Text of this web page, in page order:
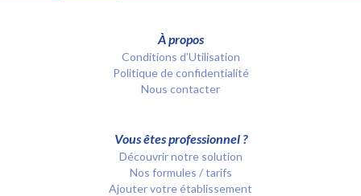
À propos
Conditions d’Utilisation
Politique de confidentialité
Nous contacter
Vous êtes professionnel ?
Découvrir notre solution
Nos formules / tarifs
Ajouter votre établissement